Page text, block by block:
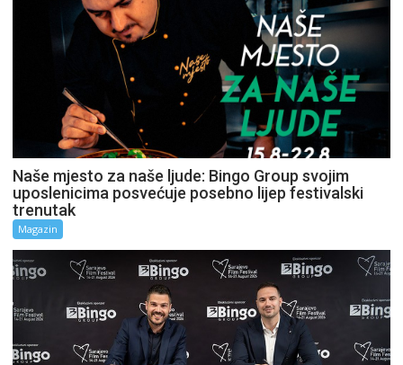
Naše mjesto za naše ljude: Bingo Group svojim
uposlenicima posvećuje posebno lijep festivalski
trenutak
Magazin